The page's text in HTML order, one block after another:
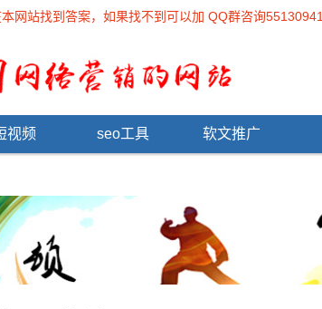
网站找到答案，如果找不到可以加 QQ群咨询55130941
视频 seo工具 软文推广